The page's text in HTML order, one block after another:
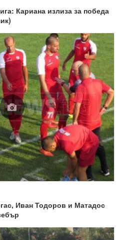
Кариана излиза за победа
Иван Тодоров и Матадос